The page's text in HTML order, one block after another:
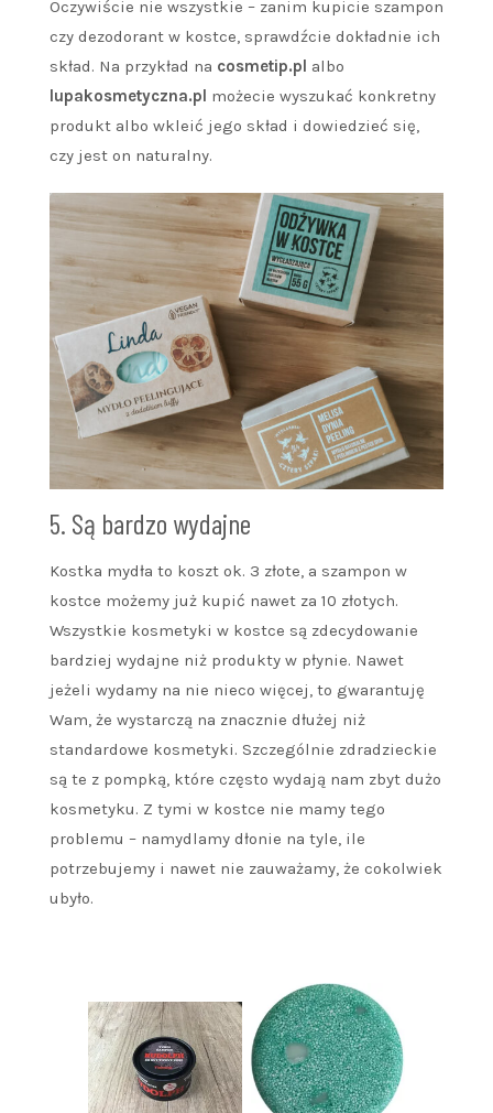
Oczywiście nie wszystkie – zanim kupicie szampon
czy dezodorant w kostce, sprawdźcie dokładnie ich
skład. Na przykład na cosmetip.pl albo
lupakosmetyczna.pl możecie wyszukać konkretny
produkt albo wkleić jego skład i dowiedzieć się,
czy jest on naturalny.
5. Są bardzo wydajne
Kostka mydła to koszt ok. 3 złote, a szampon w
kostce możemy już kupić nawet za 10 złotych.
Wszystkie kosmetyki w kostce są zdecydowanie
bardziej wydajne niż produkty w płynie. Nawet
jeżeli wydamy na nie nieco więcej, to gwarantuję
Wam, że wystarczą na znacznie dłużej niż
standardowe kosmetyki. Szczególnie zdradzieckie
są te z pompką, które często wydają nam zbyt dużo
kosmetyku. Z tymi w kostce nie mamy tego
problemu – namydlamy dłonie na tyle, ile
potrzebujemy i nawet nie zauważamy, że cokolwiek
ubyło.